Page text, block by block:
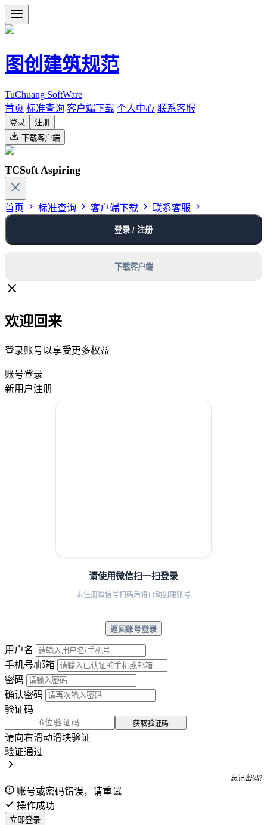
图创建筑规范
TuChuang SoftWare
首页 标准查询 客户端下载 个人中心 联系客服
登录
注册
下载客户端
TCSoft Aspiring
首页 标准查询 客户端下载 联系客服
登录 / 注册
下载客户端
欢迎回来
登录账号以享受更多权益
账号登录
新用户注册
请使用微信扫一扫登录
未注册微信号扫码后将自动创建账号
返回账号登录
用户名
手机号/邮箱
密码
确认密码
验证码
获取验证码
请向右滑动滑块验证
验证通过
忘记密码?
账号或密码错误，请重试
操作成功
立即登录